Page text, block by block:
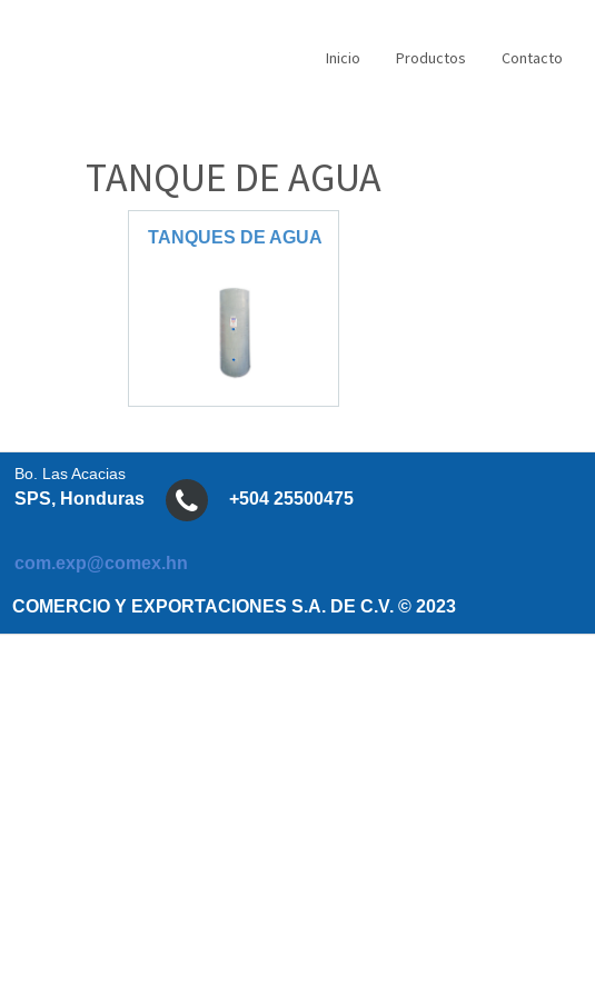
Inicio Productos Contacto
TANQUE DE AGUA
TANQUES DE AGUA
Bo. Las Acacias
SPS, Honduras +504 25500475
com.exp@comex.hn
COMERCIO Y EXPORTACIONES S.A. DE C.V. © 2023